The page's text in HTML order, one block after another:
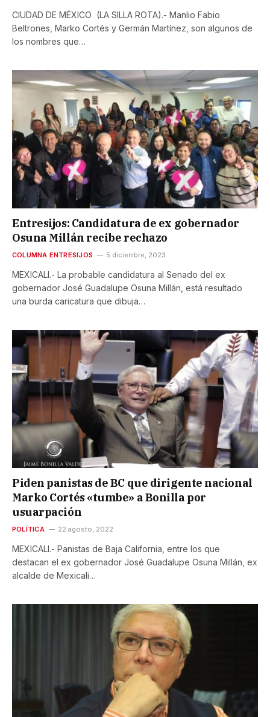
CIUDAD DE MÉXICO (LA SILLA ROTA).- Manlio Fabio
Beltrones, Marko Cortés y Germán Martínez, son algunos de
los nombres que…
Entresijos: Candidatura de ex gobernador
Osuna Millán recibe rechazo
COLUMNA ENTRESIJOS 5 diciembre, 2023
MEXICALI.- La probable candidatura al Senado del ex
gobernador José Guadalupe Osuna Millán, está resultado
una burda caricatura que dibuja…
Piden panistas de BC que dirigente nacional
Marko Cortés «tumbe» a Bonilla por
usuarpación
POLÍTICA 22 agosto, 2022
MEXICALI.- Panistas de Baja California, entre los que
destacan el ex gobernador José Guadalupe Osuna Millán, ex
alcalde de Mexicali…